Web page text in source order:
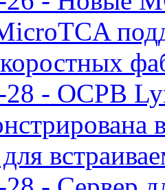
28 - ОСРВ